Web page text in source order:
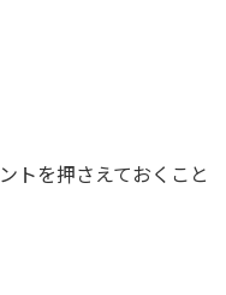
トを押さえておくこと